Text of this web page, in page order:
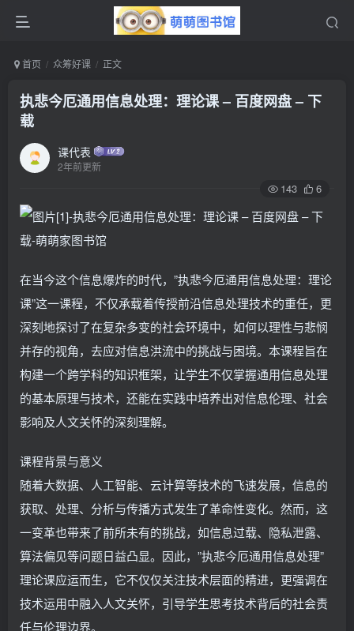
首页 众筹好课 正文
执悲今厄通用信息处理：理论课 – 百度网盘 – 下
载
课代表
2年前更新
143 6
在当今这个信息爆炸的时代，”执悲今厄通用信息处理：理论
课”这一课程，不仅承载着传授前沿信息处理技术的重任，更
深刻地探讨了在复杂多变的社会环境中，如何以理性与悲悯
并存的视角，去应对信息洪流中的挑战与困境。本课程旨在
构建一个跨学科的知识框架，让学生不仅掌握通用信息处理
的基本原理与技术，还能在实践中培养出对信息伦理、社会
影响及人文关怀的深刻理解。
课程背景与意义
随着大数据、人工智能、云计算等技术的飞速发展，信息的
获取、处理、分析与传播方式发生了革命性变化。然而，这
一变革也带来了前所未有的挑战，如信息过载、隐私泄露、
算法偏见等问题日益凸显。因此，”执悲今厄通用信息处理”
理论课应运而生，它不仅仅关注技术层面的精进，更强调在
技术运用中融入人文关怀，引导学生思考技术背后的社会责
任与伦理边界。